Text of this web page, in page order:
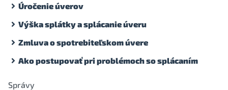
Úročenie úverov
Výška splátky a splácanie úveru
Zmluva o spotrebiteľskom úvere
Ako postupovať pri problémoch so splácaním
Správy